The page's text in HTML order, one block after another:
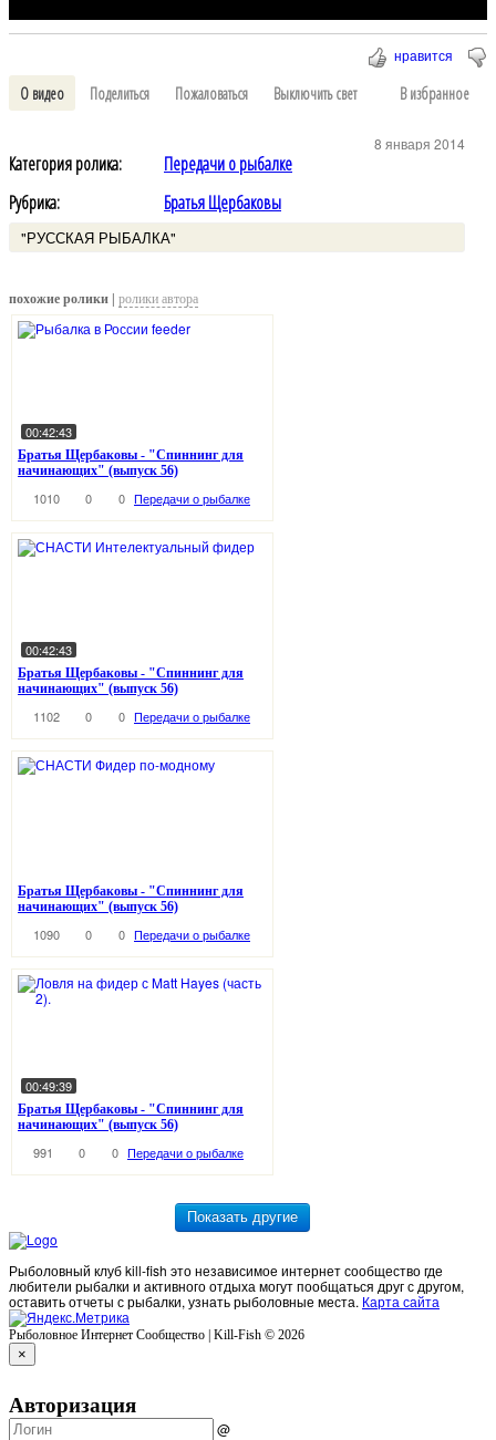
нравится
О видео Поделиться Пожаловаться Выключить свет В избранное
Категория ролика:
Передачи о рыбалке
Рубрика:
Братья Щербаковы
"РУССКАЯ РЫБАЛКА"
8 января 2014
похожие ролики | ролики автора
00:42:43
Братья Щербаковы - "Спиннинг для
начинающих" (выпуск 56)
1010 0 0 Передачи о рыбалке
00:42:43
Братья Щербаковы - "Спиннинг для
начинающих" (выпуск 56)
1102 0 0 Передачи о рыбалке
Братья Щербаковы - "Спиннинг для
начинающих" (выпуск 56)
1090 0 0 Передачи о рыбалке
00:49:39
Братья Щербаковы - "Спиннинг для
начинающих" (выпуск 56)
991 0 0 Передачи о рыбалке
Рыболовный клуб kill-fish это независимое интернет сообщество где
любители рыбалки и активного отдыха могут пообщаться друг с другом,
оставить отчеты с рыбалки, узнать рыболовные места. Карта сайта
Рыболовное Интернет Сообщество | Kill-Fish © 2026
×
Авторизация
@